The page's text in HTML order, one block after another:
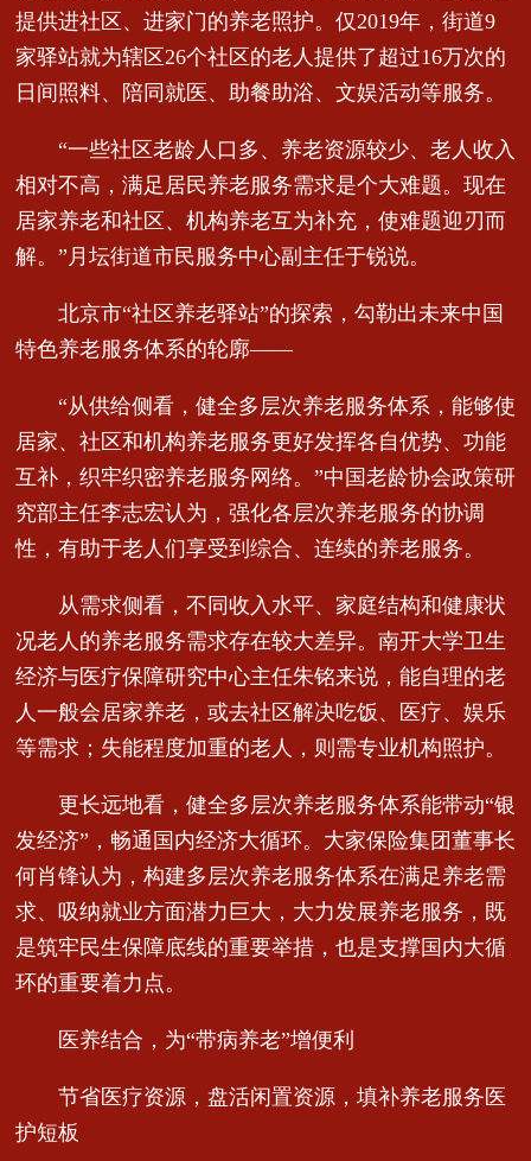
提供进社区、进家门的养老照护。仅2019年，街道9
家驿站就为辖区26个社区的老人提供了超过16万次的
日间照料、陪同就医、助餐助浴、文娱活动等服务。
“一些社区老龄人口多、养老资源较少、老人收入
相对不高，满足居民养老服务需求是个大难题。现在
居家养老和社区、机构养老互为补充，使难题迎刃而
解。”月坛街道市民服务中心副主任于锐说。
北京市“社区养老驿站”的探索，勾勒出未来中国
特色养老服务体系的轮廓——
“从供给侧看，健全多层次养老服务体系，能够使
居家、社区和机构养老服务更好发挥各自优势、功能
互补，织牢织密养老服务网络。”中国老龄协会政策研
究部主任李志宏认为，强化各层次养老服务的协调
性，有助于老人们享受到综合、连续的养老服务。
从需求侧看，不同收入水平、家庭结构和健康状
况老人的养老服务需求存在较大差异。南开大学卫生
经济与医疗保障研究中心主任朱铭来说，能自理的老
人一般会居家养老，或去社区解决吃饭、医疗、娱乐
等需求；失能程度加重的老人，则需专业机构照护。
更长远地看，健全多层次养老服务体系能带动“银
发经济”，畅通国内经济大循环。大家保险集团董事长
何肖锋认为，构建多层次养老服务体系在满足养老需
求、吸纳就业方面潜力巨大，大力发展养老服务，既
是筑牢民生保障底线的重要举措，也是支撑国内大循
环的重要着力点。
医养结合，为“带病养老”增便利
节省医疗资源，盘活闲置资源，填补养老服务医
护短板